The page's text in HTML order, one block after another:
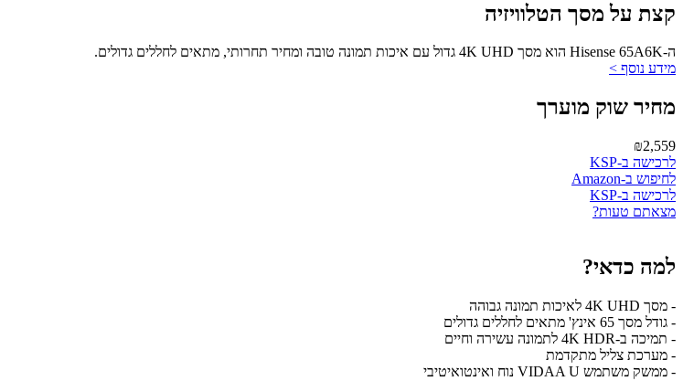
קצת על מסך הטלוויזיה
ה-Hisense 65A6K הוא מסך 4K UHD גדול עם איכות תמונה טובה ומחיר תחרותי, מתאים לחללים גדולים.
מידע נוסף >
מחיר שוק מוערך
₪2,559
לרכישה ב-KSP
לחיפוש ב-Amazon
לרכישה ב-KSP
מצאתם טעות?
למה כדאי?
- מסך 4K UHD לאיכות תמונה גבוהה
- גודל מסך 65 אינץ' מתאים לחללים גדולים
- תמיכה ב-4K HDR לתמונה עשירה וחיים
- מערכת צליל מתקדמת
- ממשק משתמש VIDAA U נוח ואינטואיטיבי